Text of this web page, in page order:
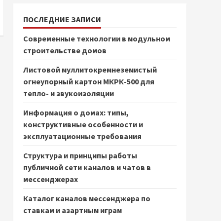
ПОСЛЕДНИЕ ЗАПИСИ
Современные технологии в модульном
строительстве домов
Листовой муллитокремнеземистый
огнеупорный картон МКРК-500 для
тепло- и звукоизоляции
Информация о домах: типы,
конструктивные особенности и
эксплуатационные требования
Структура и принципы работы
публичной сети каналов и чатов в
мессенджерах
Каталог каналов мессенджера по
ставкам и азартным играм